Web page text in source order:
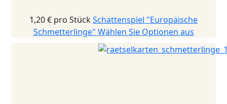
1,20 € pro StückSchattenspiel "Europäische
Schmetterlinge" Wählen Sie Optionen aus